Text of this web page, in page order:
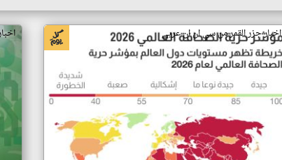
اخبار جزر القمر من سي ان ان عربي